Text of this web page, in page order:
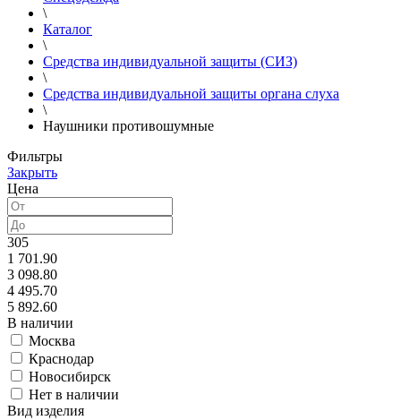
\
Каталог
\
Средства индивидуальной защиты (СИЗ)
\
Средства индивидуальной защиты органа слуха
\
Наушники противошумные
Фильтры
Закрыть
Цена
305
1 701.90
3 098.80
4 495.70
5 892.60
В наличии
Москва
Краснодар
Новосибирск
Нет в наличии
Вид изделия